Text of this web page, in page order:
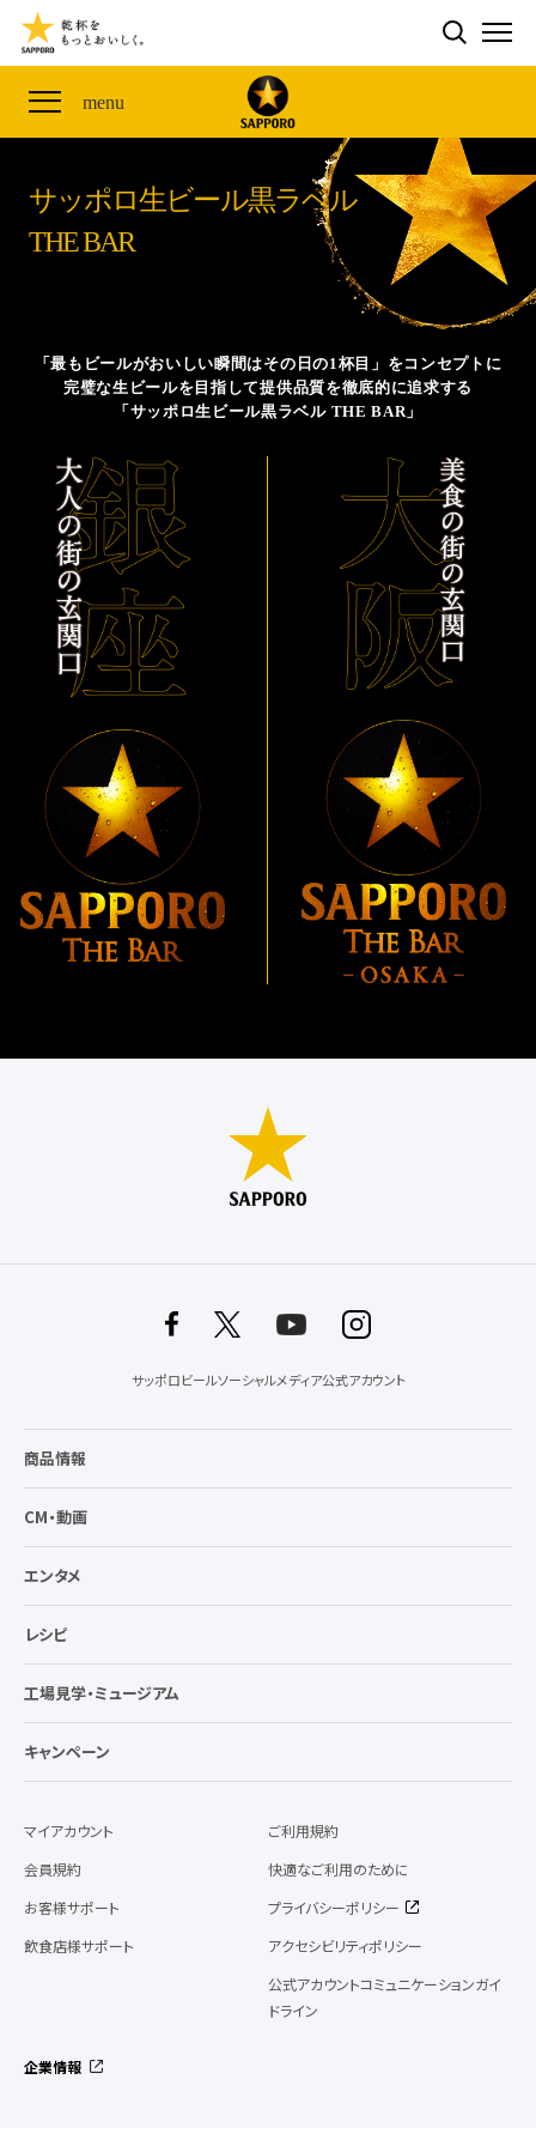
検索する
menu
THE PERFECT 黒ラベル WAGON 出展FES
ザ・パーフェクト黒ラベル アワード
「満天☆青空レストラン」コラボキャンペーン
山本由伸選手応援プロジェクト「GET A STAR
YOSHINOBU」
黒ラベル×『エヴァンゲリオン』30th Anniv.
サッポロ生ビール黒ラベル 『THE STAR JAM』
「丸くなるな、☆星になれ。」限定デザイン缶数量限
定発売
サッポロ生ビール黒ラベル THE SHOP
CLUB 黒ラベル
サッポロ生ビール黒ラベル
オカズデザインが提案する
ザ・パーフェクト黒ラベル
サッポロ生ビール黒ラベル THE BAR
ザ・パーフェクト黒ラベルが飲めるお店
CLUB 黒ラベル
サッポロ生ビール黒ラベル
THE BAR
「最もビールがおいしい瞬間はその日の1杯目」をコンセプトに
完璧な生ビールを目指して提供品質を徹底的に追求する
「サッポロ生ビール黒ラベル THE BAR」
サッポロビールソーシャルメディア公式アカウント
商品情報
CM・動画
エンタメ
レシピ
工場見学・ミュージアム
キャンペーン
マイアカウント
会員規約
お客様サポート
飲食店様サポート
ご利用規約
快適なご利用のために
プライバシーポリシー
アクセシビリティポリシー
公式アカウントコミュニケーションガイ
ドライン
企業情報